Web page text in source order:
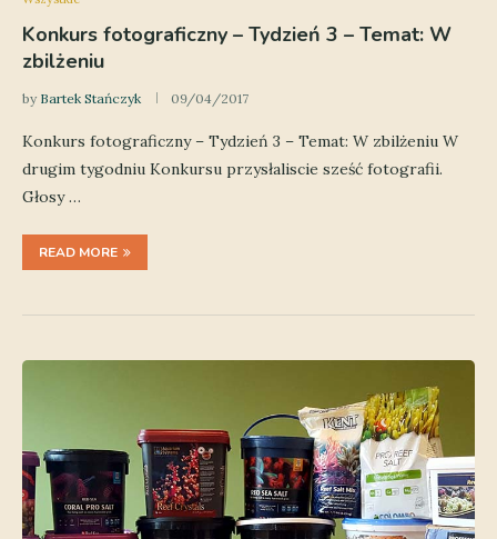
Konkurs fotograficzny – Tydzień 3 – Temat: W
zbilżeniu
by Bartek Stańczyk 09/04/2017
Konkurs fotograficzny – Tydzień 3 – Temat: W zbilżeniu W
drugim tygodniu Konkursu przysłaliscie sześć fotografii.
Głosy …
READ MORE